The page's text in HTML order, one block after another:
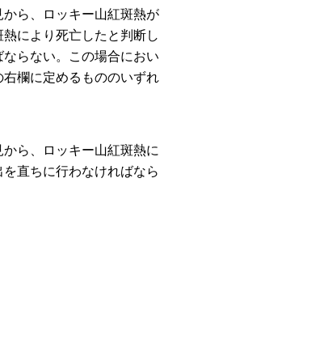
ら、ロッキー山紅斑熱が
により死亡したと判断し
らない。この場合におい
欄に定めるもののいずれ
ら、ロッキー山紅斑熱に
直ちに行わなければなら